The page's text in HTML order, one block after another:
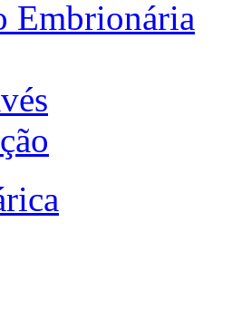
Embrionária